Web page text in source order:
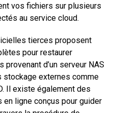
vos fichiers sur plusieurs
au service cloud.
tierces proposent
pour restaurer
d’un serveur NAS
stockage externes comme
Il existe également des
ligne conçus pour guider